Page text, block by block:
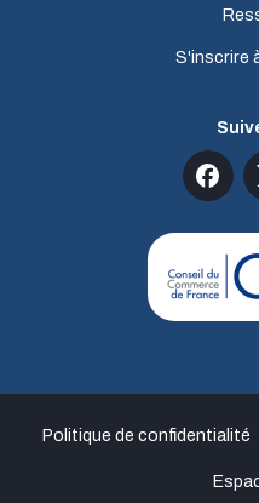
S'inscrire
Politique de confidentialité